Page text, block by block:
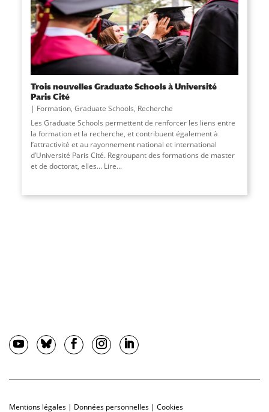
Trois nouvelles Graduate Schools à Université
Paris Cité
Formation, Graduate Schools, Recherche
Les Graduate Schools permettent de renforcer les liens entre
la formation et la recherche, et contribuent également à
l’attractivité et au rayonnement national et international
d’Université Paris Cité. Regroupant des formations de master
et de doctorat, elles… Lire...
Mentions légales | Données personnelles | Cookies